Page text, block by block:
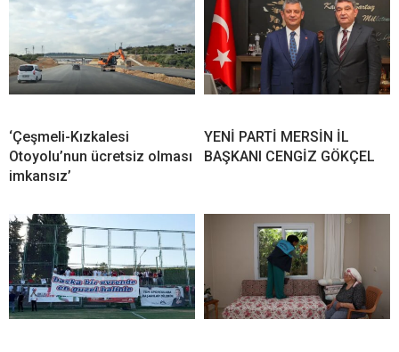
‘Çeşmeli-Kızkalesi
Otoyolu’nun ücretsiz olması
imkansız’
YENİ PARTİ MERSİN İL
BAŞKANI CENGİZ GÖKÇEL